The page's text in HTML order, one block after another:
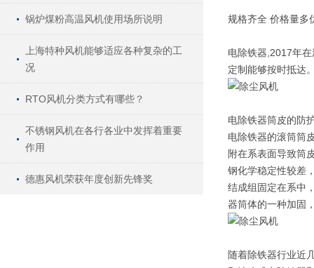
锅炉煤粉高温风机使用场所说明
上海特种风机能够适应各种复杂的工
况
RTO风机分类方式有哪些？
不锈钢风机在各行各业中发挥着重要
作用
德惠风机荣获年度创新先锋奖
规格齐全 价格量多
电除铁器,2017年
定制能够按时抵达
电除铁器筒皮的防
电除铁器的滚筒筒
附在系表面导致筒
钢化学稳定性较差
结成组固定在系中
器筒体的一种加固
随着除铁器行业近